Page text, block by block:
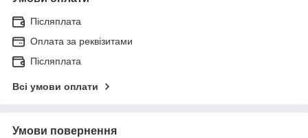
Післяплата
Оплата за реквізитами
Післяплата
Всі умови оплати
Умови повернення